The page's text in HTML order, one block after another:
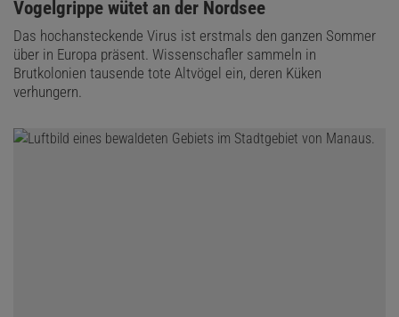
:
Vogelgrippe wütet an der Nordsee
Das hochansteckende Virus ist erstmals den ganzen Sommer
über in Europa präsent. Wissenschafler sammeln in
Brutkolonien tausende tote Altvögel ein, deren Küken
verhungern.